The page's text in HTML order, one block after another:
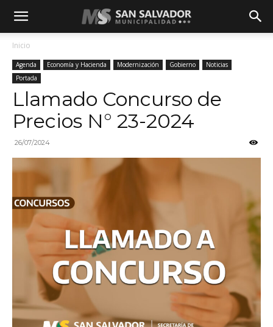
Inicio
Agenda Economía y Hacienda Modernización Gobierno
Noticias
Portada
Llamado Concurso de
Precios N° 23-2024
26/07/2024